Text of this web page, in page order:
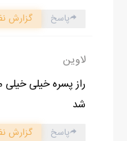
پاسخ گزارش
لاوین
راز پسره خیلی
شد
پاسخ گزارش